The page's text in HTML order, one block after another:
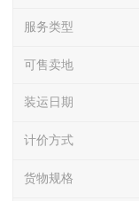
服务类型
可售卖地
装运日期
计价方式
货物规格